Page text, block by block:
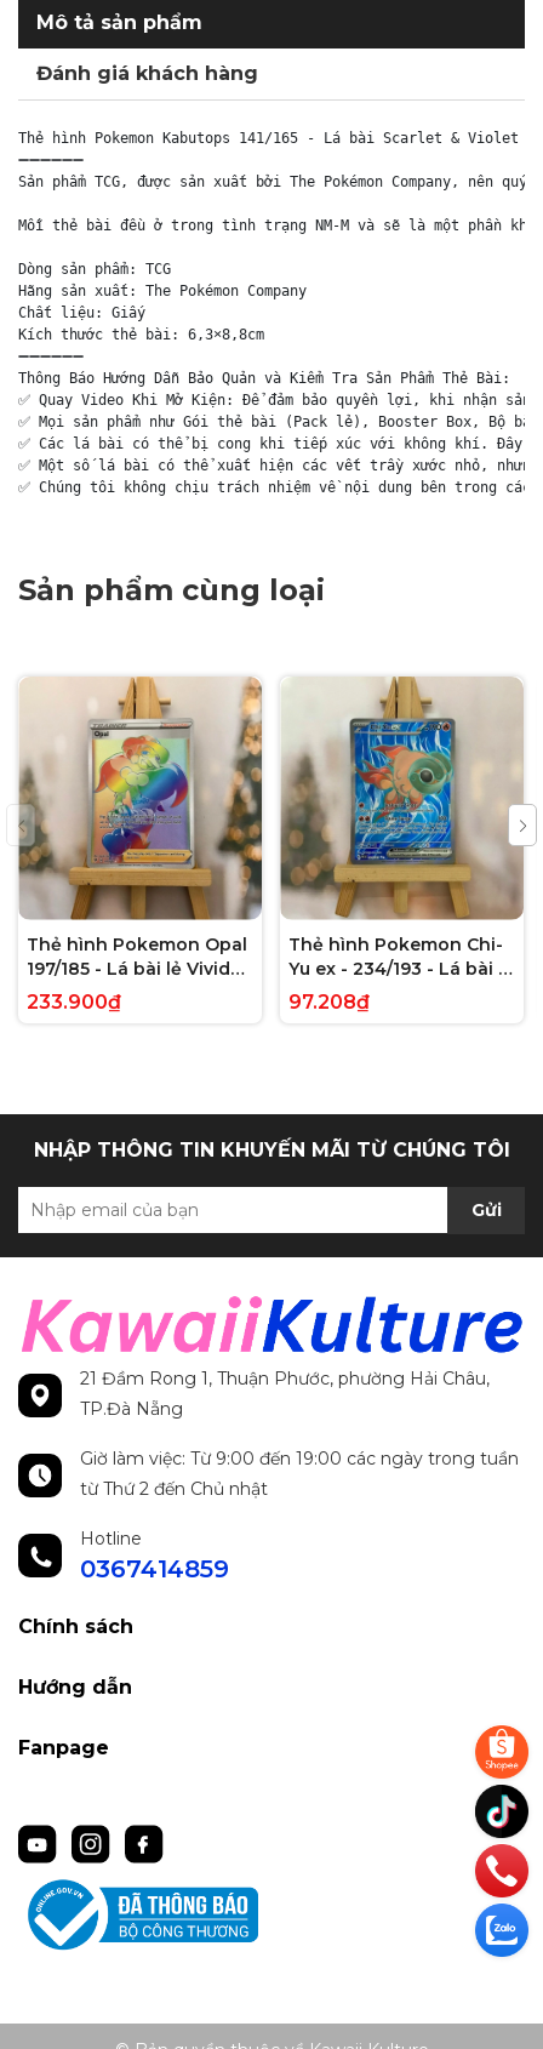
Mô tả sản phẩm
Đánh giá khách hàng
Thẻ hình Pokemon Kabutops 141/165 - Lá bài Scarlet & Violet
➖➖➖➖➖➖
Sản phẩm TCG, được sản xuất bởi The Pokémon Company,
Mỗi thẻ bài đều ở trong tình trạng NM-M và sẽ là một phần
Dòng sản phẩm: TCG
Hãng sản xuất: The Pokémon Company
Chất liệu: Giấy
Kích thước thẻ bài: 6,3×8,8cm
➖➖➖➖➖➖
Thông Báo Hướng Dẫn Bảo Quản và Kiểm Tra Sản Phẩm Thẻ Bài:
✅ Quay Video Khi Mở Kiện: Để đảm bảo quyền lợi, khi nhận
✅ Mọi sản phẩm như Gói thẻ bài (Pack lẻ), Booster Box, Bộ
✅ Các lá bài có thể bị cong khi tiếp xúc với không khí. Đây là
✅ Một số lá bài có thể xuất hiện các vết trầy xước nhỏ,
✅ Chúng tôi không chịu trách nhiệm về nội dung bên trong
Sản phẩm cùng loại
Thẻ hình Pokemon Opal
197/185 - Lá bài lẻ Vivid
Voltage Hyper Rare tiếng
Anh chính hãng
233.900₫
Thẻ hình Pokemon Chi-
Yu ex - 234/193 - Lá bài lẻ
Paldea Evolved Full Art
Secret Rare tiếng Anh
97.208₫
NHẬP THÔNG TIN KHUYẾN MÃI TỪ CHÚNG TÔI
Gửi
21 Đầm Rong 1, Thuận Phước, phường Hải Châu,
TP.Đà Nẵng
Giờ làm việc: Từ 9:00 đến 19:00 các ngày trong tuần
từ Thứ 2 đến Chủ nhật
Hotline
0367414859
Chính sách
Hướng dẫn
Fanpage